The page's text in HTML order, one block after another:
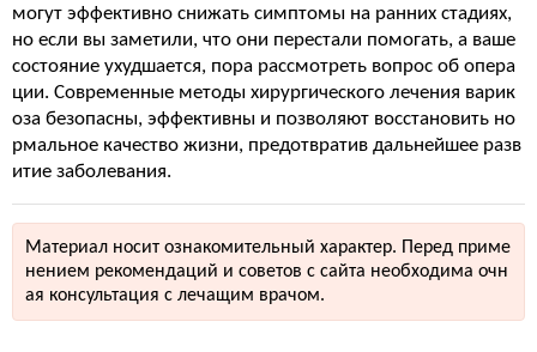
могут эффективно снижать симптомы на ранних стадиях,
но если вы заметили, что они перестали помогать, а ваше
состояние ухудшается, пора рассмотреть вопрос об опера
ции. Современные методы хирургического лечения варик
оза безопасны, эффективны и позволяют восстановить но
рмальное качество жизни, предотвратив дальнейшее разв
итие заболевания.
Материал носит ознакомительный характер. Перед приме
нением рекомендаций и советов с сайта необходима очн
ая консультация с лечащим врачом.